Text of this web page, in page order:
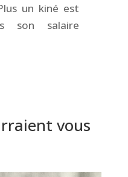
un kiné est
son salaire
vous